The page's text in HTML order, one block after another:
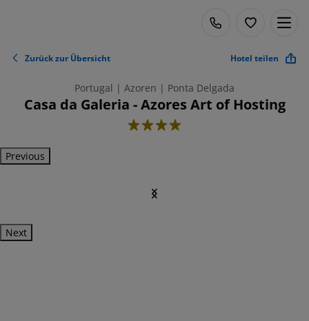
Zurück zur Übersicht Hotel teilen
Portugal | Azoren | Ponta Delgada
Casa da Galeria - Azores Art of Hosting
4
Previous
Next